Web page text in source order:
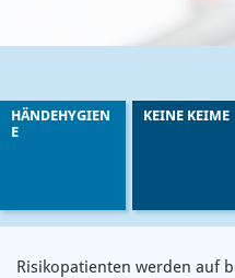
HÄNDEHYGIEN
E
KEINE KEIME
Risikopatienten werden auf